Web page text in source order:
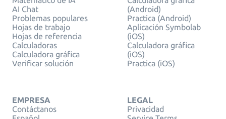
AI Chat
Problemas populares
Hojas de trabajo
Hojas de referencia
Calculadoras
Calculadora gráfica
Verificar solución
(Android)
Practica (Android)
Aplicación Symbolab
(iOS)
Calculadora gráfica
(iOS)
Practica (iOS)
EMPRESA
Contáctanos
LEGAL
Privacidad